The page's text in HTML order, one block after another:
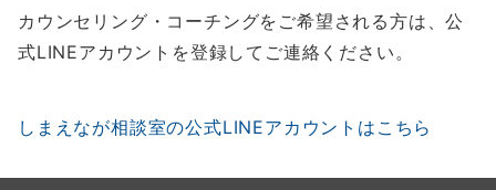
カウンセリング・コーチングをご希望される方は、公
式LINEアカウントを登録してご連絡ください。
しまえなが相談室の公式LINEアカウントはこちら